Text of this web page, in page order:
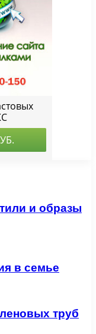
и образы
в семье
труб